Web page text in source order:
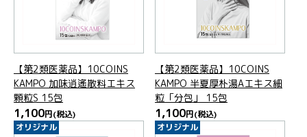
【第2類医薬品】10COINS
KAMPO 加味逍遙散料エキス
顆粒S 15包
1,100円(税込)
【第2類医薬品】10COINS
KAMPO 半夏厚朴湯Aエキス細
粒「分包」 15包
1,100円(税込)
オリジナル オリジナル